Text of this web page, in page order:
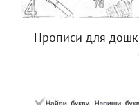
Прописи для